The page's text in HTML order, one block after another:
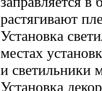
растягивают
Установка
местах
и светильники
Установка